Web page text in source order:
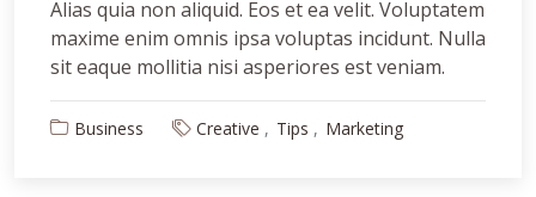
Alias quia non aliquid. Eos et ea velit. Voluptatem
maxime enim omnis ipsa voluptas incidunt. Nulla
sit eaque mollitia nisi asperiores est veniam.
Business Creative Tips Marketing